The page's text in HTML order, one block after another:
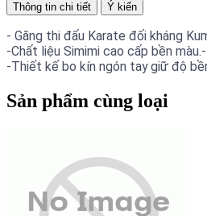
Thông tin chi tiết Ý kiến
- Găng thi đấu Karate đối kháng
-Chất liệu Simimi cao cấp bền
-Thiết kế bo kín ngón tay giữ độ
Sản phẩm cùng loại